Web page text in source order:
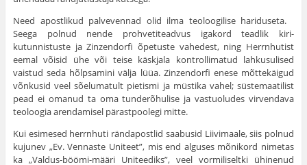
Need apostlikud palvevennad olid ilma teoloogilise haridu­seta.
Seega polnud nende prohvetiteadvus igakord teadlik kiri­
kutunnistuste ja Zinzendorfi õpetuste vahedest, ning Herrnhutist
eemal võisid ühe või teise käskjala kontrollimatud lahkusu­lised
vaistud seda hõlpsamini välja lüüa. Zinzendorfi enese mõt­tekäigud
võnkusid veel sõelumatult pietismi ja müstika vahel; süstemaatilist
pead ei omanud ta oma tunderõhulise ja vastuolu­des virvendava
teoloogia arendamisel pärastpoolegi mitte.
Kui esimesed herrnhuti rändapostlid saabusid Liivimaale, siis polnud
kujunev „Ev. Vennaste Uniteet”, mis end alguses mõnikord nimetas
ka „Valdus-böömi-määri Uniteediks”, veel vormiliseltki ühinenud